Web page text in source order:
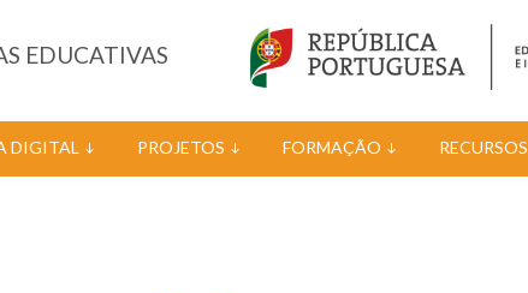
EDUCATIVAS
DIGITAL PROJETOS FORMAÇÃO RECURSOS